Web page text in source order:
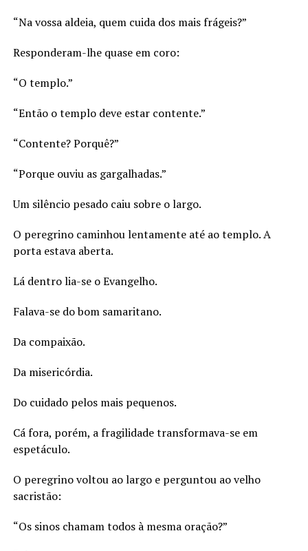
“Na vossa aldeia, quem cuida dos mais frágeis?”
Responderam-lhe quase em coro:
“O templo.”
“Então o templo deve estar contente.”
“Contente? Porquê?”
“Porque ouviu as gargalhadas.”
Um silêncio pesado caiu sobre o largo.
O peregrino caminhou lentamente até ao templo. A
porta estava aberta.
Lá dentro lia-se o Evangelho.
Falava-se do bom samaritano.
Da compaixão.
Da misericórdia.
Do cuidado pelos mais pequenos.
Cá fora, porém, a fragilidade transformava-se em
espetáculo.
O peregrino voltou ao largo e perguntou ao velho
sacristão:
“Os sinos chamam todos à mesma oração?”